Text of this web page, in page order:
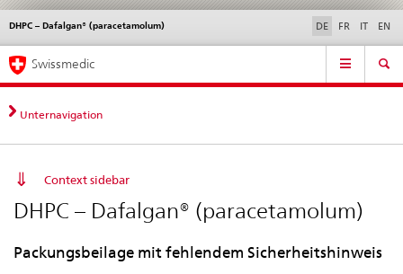
Direktnavigation
News,
Rechtsgrundlagen,
Kontakt
News & Updates Kontakt | Support & Hilfe
DHPC – Dafalgan® (paracetamolum)
Sprachwahl DE FR IT EN
Service
Hauptnavigation
Swissmedic
Unternavigation
Context sidebar
DHPC – Dafalgan® (paracetamolum)
Packungsbeilage mit fehlendem Sicherheitshinweis